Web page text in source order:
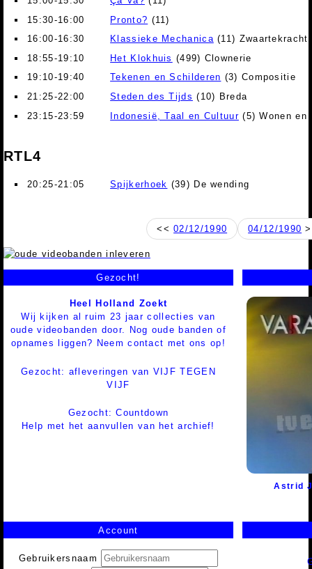
15:30-16:00
Pronto? (11)
16:00-16:30
Klassieke Mechanica(11)
18:55-19:10
Het Klokhuis (499) Clownerie
19:10-19:40
Tekenen en Schilderen (3) Compositie
21:25-22:00
Steden des Tijds (10) Breda
23:15-23:59
Indonesië, Taal en Cultuur(5) Wonen en
RTL4
20:25-21:05 Spijkerhoek (39) De wending
<<02/12/1990 04/12/1990
Gezocht!
Heel Holland Zoekt
Wij kijken al ruim 23 jaar collecties van
oude videobanden door. Nog oude banden of
opnames liggen? Neem contact met ons op!
Gezocht: afleveringen van VIJF TEGEN
VIJF
Gezocht: Countdown
Help met het aanvullen van het archief!
Astrid
Account
Gebruikersnaam